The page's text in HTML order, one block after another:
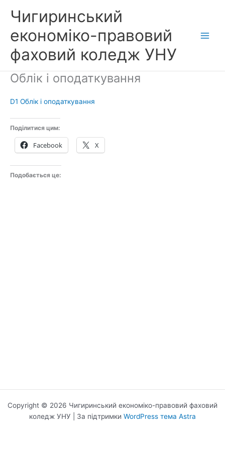
Чигиринський
економіко-правовий
фаховий коледж УНУ
Облік і оподаткування
D1 Облік і оподаткування
Поділитися цим:
Facebook X
Подобається це:
Copyright © 2026 Чигиринський економіко-правовий фаховий
коледж УНУ | За підтримки WordPress тема Astra